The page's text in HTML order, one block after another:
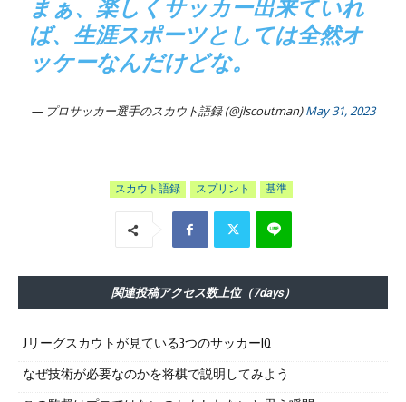
まぁ、楽しくサッカー出来ていれ
ば、生涯スポーツとしては全然オ
ッケーなんだけどな。
— プロサッカー選手のスカウト語録 (@jlscoutman)May 31, 2023
スカウト語録 スプリント 基準
関連投稿アクセス数上位（7days）
Jリーグスカウトが見ている3つのサッカーIQ
なぜ技術が必要なのかを将棋で説明してみよう